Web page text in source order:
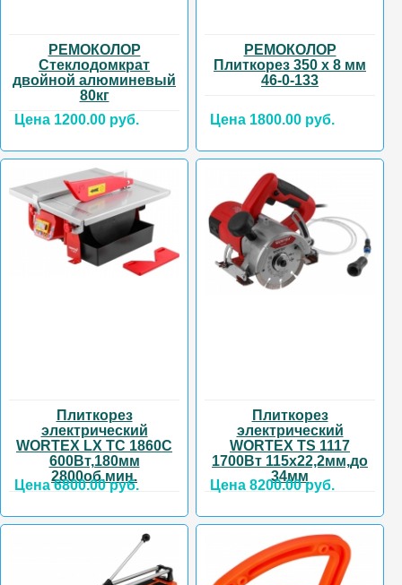
РЕМОКОЛОР
Стеклодомкрат
двойной алюминевый
80кг
Цена 1200.00 руб.
РЕМОКОЛОР
Плиткорез 350 х 8 мм
46-0-133
Цена 1800.00 руб.
Плиткорез
электрический
WORTEX LX TC 1860C
600Вт,180мм
2800об.мин.
Цена 6800.00 руб.
Плиткорез
электрический
WORTEX TS 1117
1700Вт 115х22,2мм,до
34мм
Цена 8200.00 руб.